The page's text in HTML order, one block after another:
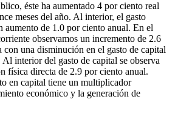
éste ha aumentado 4 por ciento real
meses del año. Al interior, el gasto
aumento de 1.0 por ciento anual. En el
observamos un incremento de 2.6
con una disminución en el gasto de capital
interior del gasto de capital se observa
física directa de 2.9 por ciento anual.
en capital tiene un multiplicador
económico y la generación de